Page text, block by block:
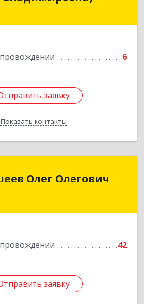
6
заявку
Показать контакты
заявку
Назад
Олег Олегович
42
заявку
заявку